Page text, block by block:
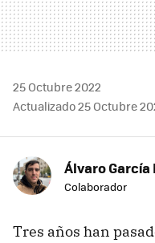
25 Octubre 2022
Actualizado 25 Octubre
Álvaro García
Colaborador
Tres años han